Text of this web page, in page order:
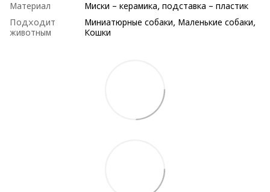
Материал
Миски – керамика, подставка – пластик
Подходит
животным
Миниатюрные собаки, Маленькие собаки,
Кошки